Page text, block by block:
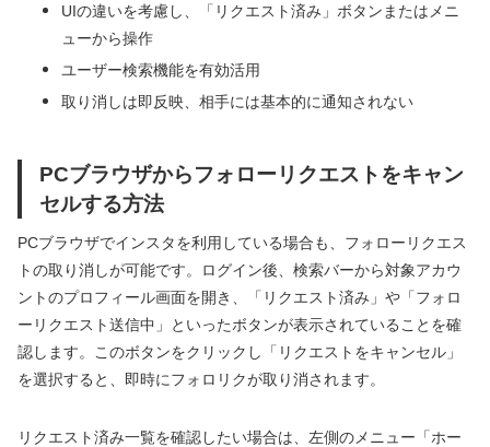
UIの違いを考慮し、「リクエスト済み」ボタンまたはメニ
ューから操作
ユーザー検索機能を有効活用
取り消しは即反映、相手には基本的に通知されない
PCブラウザからフォローリクエストをキャン
セルする方法
PCブラウザでインスタを利用している場合も、フォローリクエス
トの取り消しが可能です。ログイン後、検索バーから対象アカウ
ントのプロフィール画面を開き、「リクエスト済み」や「フォロ
ーリクエスト送信中」といったボタンが表示されていることを確
認します。このボタンをクリックし「リクエストをキャンセル」
を選択すると、即時にフォロリクが取り消されます。
リクエスト済み一覧を確認したい場合は、左側のメニュー「ホー